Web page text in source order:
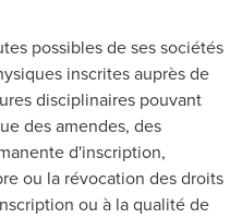
possibles de ses sociétés
inscrites auprès de
disciplinaires pouvant
des amendes, des
d'inscription,
ou la révocation des droits
ou à la qualité de